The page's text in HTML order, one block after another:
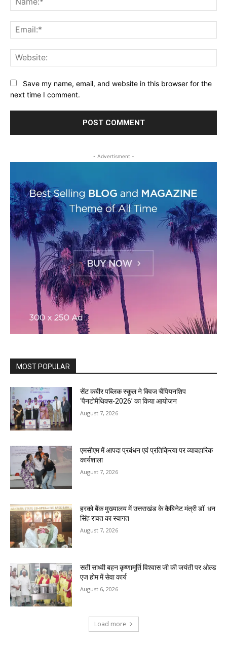
Save my name, email, and website in this browser for the
next time I comment.
- Advertisment -
MOST POPULAR
सेंट कबीर पब्लिक स्कूल ने क्विज चैंपियनशिप
‘पैनटोमैथिक्स-2026’ का किया आयोजन
August 7, 2026
एमसीएम में आपदा प्रबंधन एवं प्रतिक्रिया पर व्यावहारिक
कार्यशाला
August 7, 2026
हरको बैंक मुख्यालय में उत्तराखंड के कैबिनेट मंत्री डॉ. धन
सिंह रावत का स्वागत
August 7, 2026
सती साध्वी बहन कृष्णामूर्ति विश्वास जी की जयंती पर ओल्ड
एज होम में सेवा कार्य
August 6, 2026
Load more